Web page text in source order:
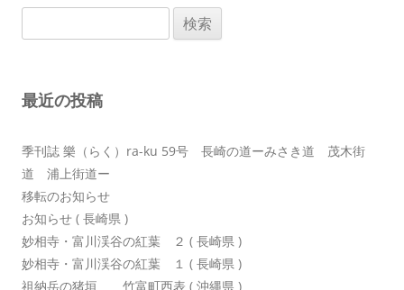
ョ
索:
最近の投稿
季刊誌 樂（らく）ra-ku 59号 長崎の道ーみさき道 茂木街
道 浦上街道ー
移転のお知らせ
お知らせ ( 長崎県 )
妙相寺・富川渓谷の紅葉 ２ ( 長崎県 )
妙相寺・富川渓谷の紅葉 １ ( 長崎県 )
祖納岳の猪垣 竹富町西表 ( 沖縄県 )